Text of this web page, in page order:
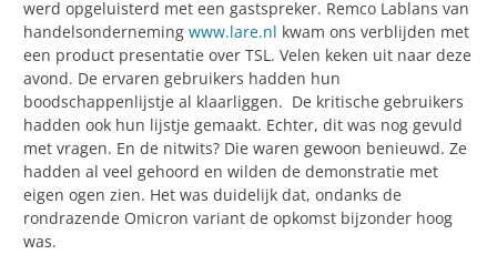
werd opgeluisterd met een gastspreker. Remco Lablans van
handelsonderneming www.lare.nl kwam ons verblijden met
een product presentatie over TSL. Velen keken uit naar deze
avond. De ervaren gebruikers hadden hun
boodschappenlijstje al klaarliggen. De kritische gebruikers
hadden ook hun lijstje gemaakt. Echter, dit was nog gevuld
met vragen. En de nitwits? Die waren gewoon benieuwd. Ze
hadden al veel gehoord en wilden de demonstratie met
eigen ogen zien. Het was duidelijk dat, ondanks de
rondrazende Omicron variant de opkomst bijzonder hoog
was.